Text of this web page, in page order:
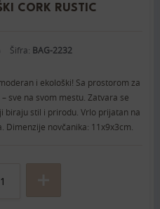
CORK RUSTIC
Šifra: BAG-2232
i ekološki! Sa prostorom za
sve na svom mestu. Zatvara se
biraju stil i prirodu. Vrlo prijatan na
Dimenzije novčanika: 11x9x3cm.